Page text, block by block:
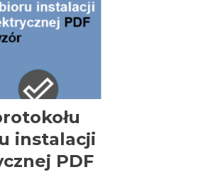
instalacji
PDF